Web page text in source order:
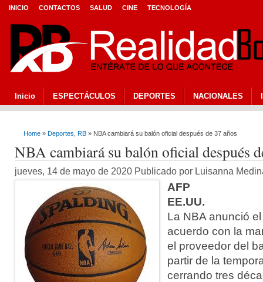
INICIO CONTACTOS SALUD CINE TECNOLOGÍA
Inicio ESPECTÁCULOS DEPORTES NACIONALES
Home » Deportes RB » NBA cambiará su balón oficial después de 37 años
NBA cambiará su balón oficial después
jueves, 14 de mayo de 2020 Publicado por Luisanna
AFP
EE.UU.
La NBA anunció
acuerdo con la
el proveedor del
partir de la
cerrando tres